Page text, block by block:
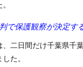
で保護観察が決定す
、二日間だけ千葉県千
た。